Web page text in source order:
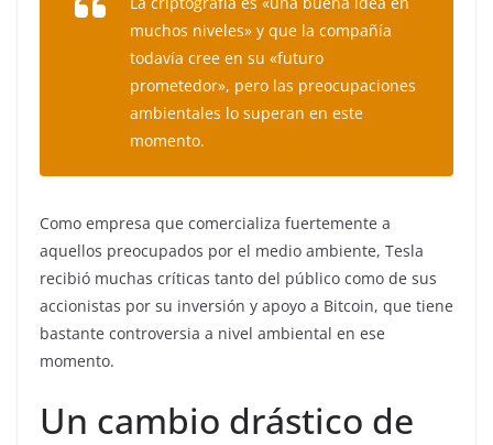
muchos niveles» y que la compañía
todavía cree en su «futuro
prometedor», pero las preocupaciones
ambientales lo superan en este
momento.
Como empresa que comercializa fuertemente a
aquellos preocupados por el medio ambiente, Tesla
recibió muchas críticas tanto del público como de sus
accionistas por su inversión y apoyo a Bitcoin, que tiene
bastante controversia a nivel ambiental en ese
momento.
Un cambio drástico de